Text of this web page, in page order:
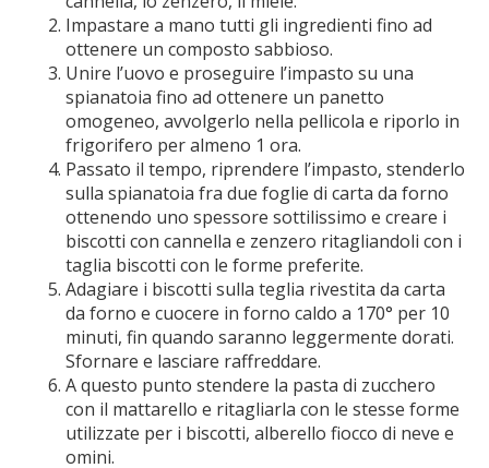
Impastare a mano tutti gli ingredienti fino ad
ottenere un composto sabbioso.
Unire l’uovo e proseguire l’impasto su una
spianatoia fino ad ottenere un panetto
omogeneo, avvolgerlo nella pellicola e riporlo in
frigorifero per almeno 1 ora.
Passato il tempo, riprendere l’impasto, stenderlo
sulla spianatoia fra due foglie di carta da forno
ottenendo uno spessore sottilissimo e creare i
biscotti con cannella e zenzero ritagliandoli con i
taglia biscotti con le forme preferite.
Adagiare i biscotti sulla teglia rivestita da carta
da forno e cuocere in forno caldo a 170° per 10
minuti, fin quando saranno leggermente dorati.
Sfornare e lasciare raffreddare.
A questo punto stendere la pasta di zucchero
con il mattarello e ritagliarla con le stesse forme
utilizzate per i biscotti, alberello fiocco di neve e
omini.